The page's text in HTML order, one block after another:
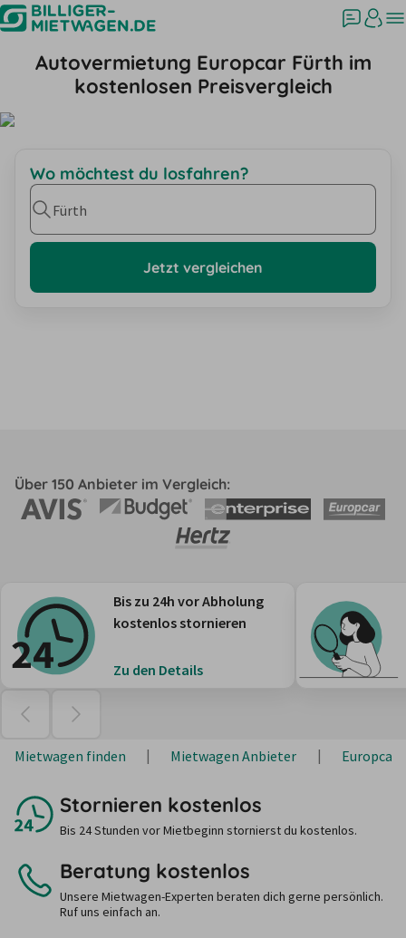
Autovermietung Europcar Fürth im
kostenlosen Preisvergleich
Wo möchtest du losfahren?
Fürth
Jetzt vergleichen
Über 150 Anbieter im Vergleich:
Bis zu 24h vor Abholung
kostenlos stornieren
Zu den Details
Mietwagen finden Mietwagen Anbieter Europcar
Stornieren kostenlos
Bis 24 Stunden vor Mietbeginn stornierst du kostenlos.
Beratung kostenlos
Unsere Mietwagen-Experten beraten dich gerne persönlich.
Ruf uns einfach an.